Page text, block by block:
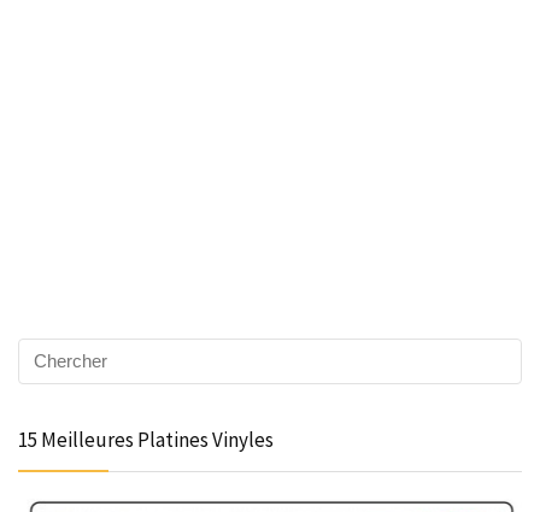
15 Meilleures Platines Vinyles